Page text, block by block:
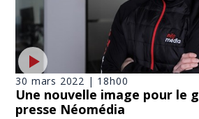
30 mars 2022 | 18h00
Une nouvelle image pour le
presse Néomédia